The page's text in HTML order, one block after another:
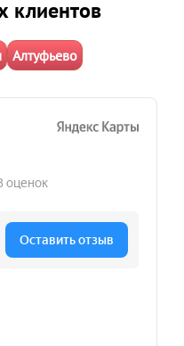
клиентов
Алтуфьево